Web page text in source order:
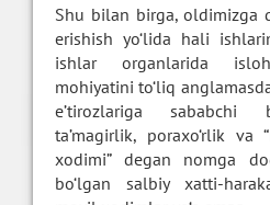
Shu bilan birga, oldimizga
erishish yo‘lida hali
ishlar organlarida
mohiyatini to‘liq
e’tirozlariga sababchi
ta’magirlik, poraxo‘rlik va
xodimi” degan nomga
bo‘lgan salbiy xatti-